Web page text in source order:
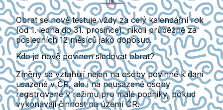
Obrat se nově testuje vždyza celý kalendářní rok
(od 1. ledna do 31. prosince), nikoli průběžně za
posledních 12 měsíců jako doposud.
Kdo je nově povinen sledovat obrat?
Změny se vztahují nejen na osoby povinné k dani
usazené v ČR, ale i na neusazené osoby
registrované v režimu pro malé podniky, pokud
vykonávají činnost na území ČR.